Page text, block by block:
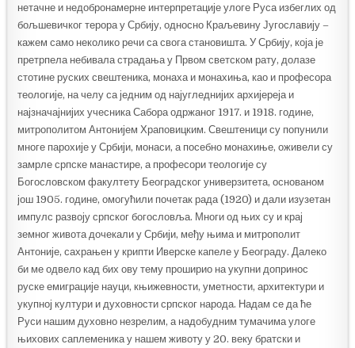
нетачне и недобронамерне интерпретације улоге Руса избеглих од
бољшевичког терора у Србију, односно Краљевину Југославију –
кажем само неколико речи са свога становишта. У Србију, која је
претрпела небивала страдања у Првом светском рату, долазе
стотине руских свештеника, монаха и монахиња, као и професора
теологије, на челу са једним од најугледнијих архијереја и
најзначајнијих учесника Сабора одржаног 1917. и 1918. године,
митрополитом Антонијем Храповицким. Свештеници су попунили
многе парохије у Србији, монаси, а посебно монахиње, оживели су
замрле српске манастире, а професори теологије су
Богословском факултету Београдског универзитета, основаном
још 1905. године, омогућили почетак рада (1920) и дали изузетан
импулс развоју српског богословља. Многи од њих су и крај
земног живота дочекали у Србији, међу њима и митрополит
Антоније, сахрањен у крипти Иверске капеле у Београду. Далеко
би ме одвело кад бих ову тему проширио на укупни допринос
руске емиграције науци, књижевности, уметности, архитектури и
укупној култури и духовности српског народа. Надам се да ће
Руси нашим духовно незрелим, а надобудним тумачима улоге
њихових саплеменика у нашем животу у 20. веку братски и